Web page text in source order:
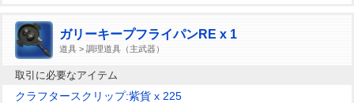
ガリーキープフライパンRE x 1
道具 > 調理道具（主武器）
取引に必要なアイテム
クラフタースクリップ:紫貨 x 225